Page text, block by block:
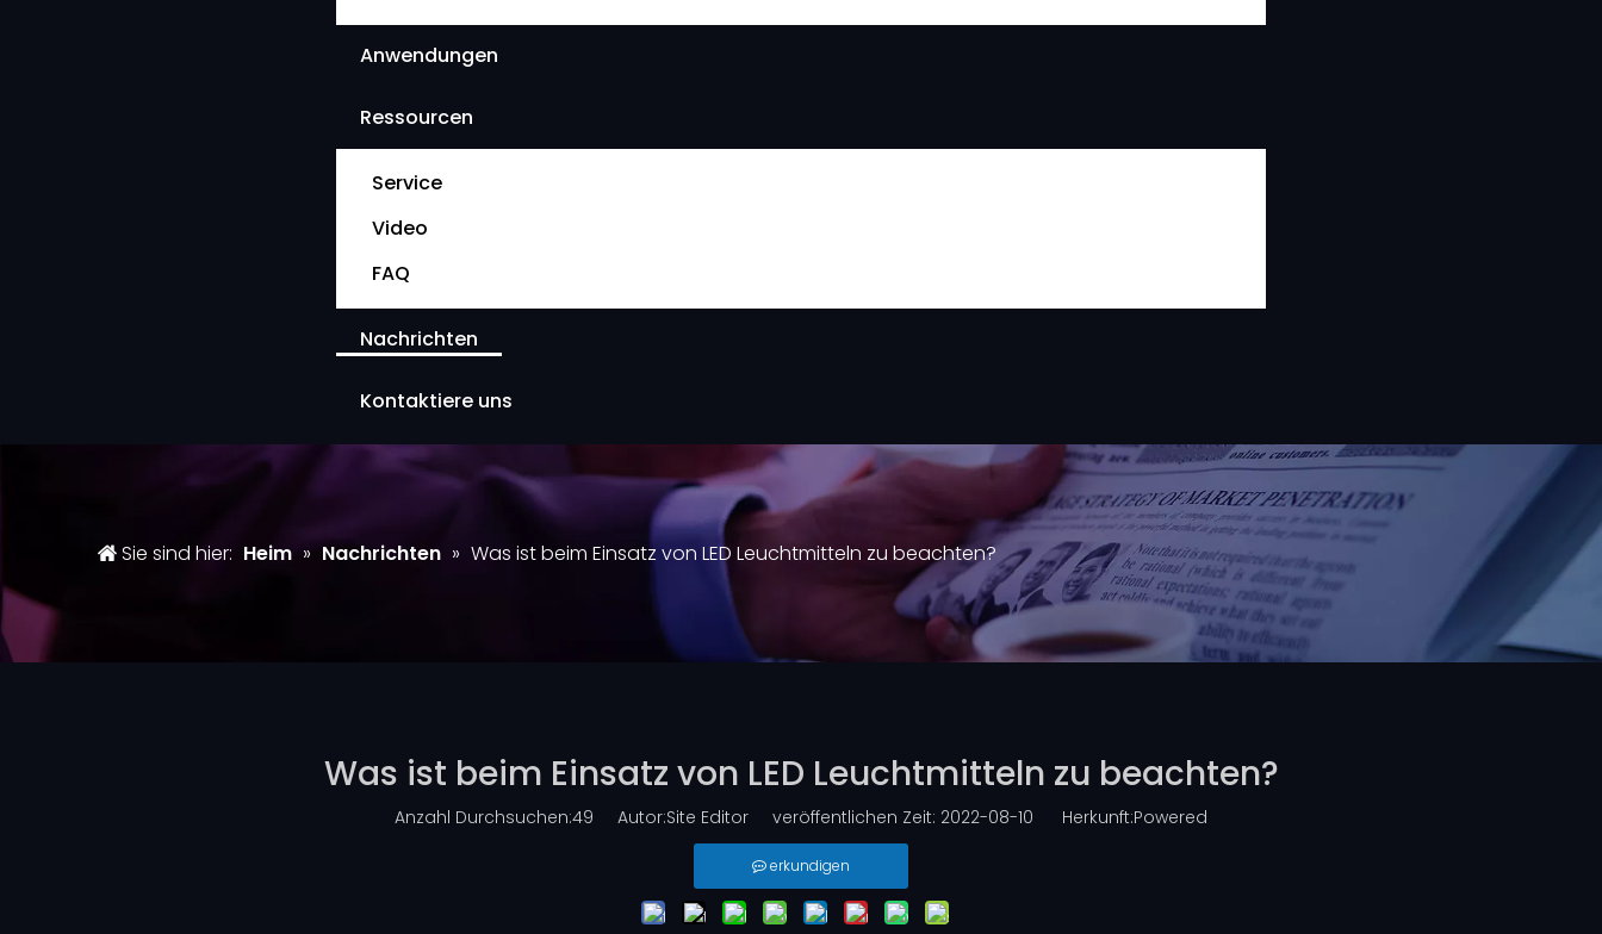
Anwendungen
Ressourcen
Service
Video
FAQ
Nachrichten
Kontaktiere uns
Sie sind hier: Heim » Nachrichten » Was ist beim Einsatz von LED Leuchtmitteln zu beachten?
Was ist beim Einsatz von LED Leuchtmitteln zu beachten?
Anzahl Durchsuchen:49 Autor:Site Editor veröffentlichen Zeit: 2022-08-10 Herkunft:Powered
erkundigen